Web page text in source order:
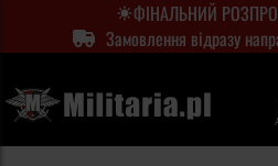
ФІНАЛЬНИЙ
Замовлення відразу